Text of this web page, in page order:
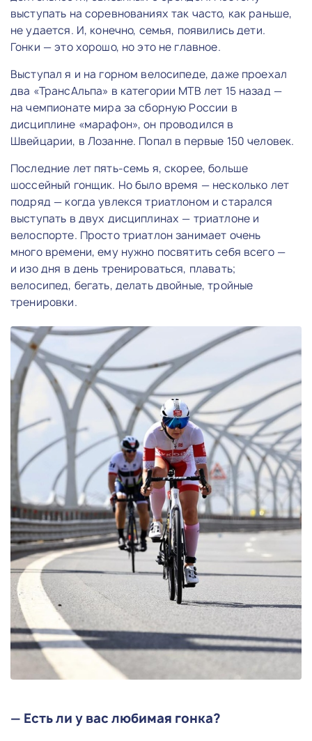
выступать на соревнованиях так часто, как раньше,
не удается. И, конечно, семья, появились дети.
Гонки — это хорошо, но это не главное.
Выступал я и на горном велосипеде, даже проехал
два «ТрансАльпа» в категории MTB лет 15 назад —
на чемпионате мира за сборную России в
дисциплине «марафон», он проводился в
Швейцарии, в Лозанне. Попал в первые 150 человек.
Последние лет пять-семь я, скорее, больше
шоссейный гонщик. Но было время — несколько лет
подряд — когда увлекся триатлоном и старался
выступать в двух дисциплинах — триатлоне и
велоспорте. Просто триатлон занимает очень
много времени, ему нужно посвятить себя всего —
и изо дня в день тренироваться, плавать;
велосипед, бегать, делать двойные, тройные
тренировки.
— Есть ли у вас любимая гонка?